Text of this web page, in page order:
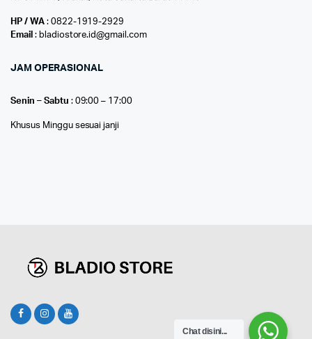
HP / WA: 0822-1919-2929
Email : bladiostore.id@gmail.com
JAM OPERASIONAL
Senin – Sabtu : 09:00 – 17:00
Khusus Minggu sesuai janji
Chat disini...